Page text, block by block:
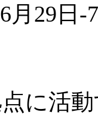
29日-
に活